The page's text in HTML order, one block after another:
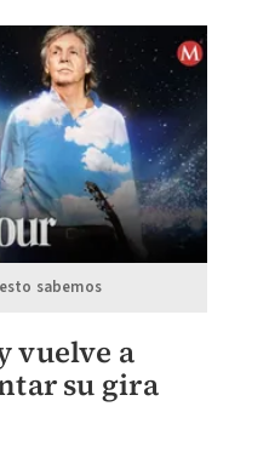
sabemos
vuelve a
su gira